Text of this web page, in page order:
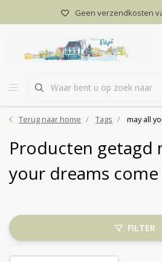
Geen verzendkosten
Terug naar home Tags may all
Producten getagd
your dreams
FILTER